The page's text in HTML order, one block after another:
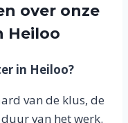
over onze
Heiloo
in Heiloo?
van de klus, de
van het werk.